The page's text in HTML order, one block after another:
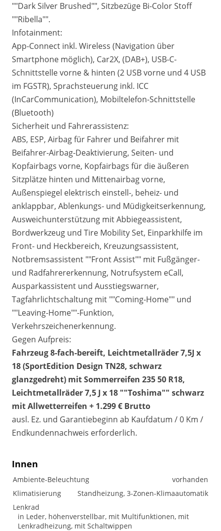
""Dark Silver Brushed"", Sitzbezüge Bi-Color Stoff
""Ribella"".
Infotainment:
App-Connect inkl. Wireless (Navigation über
Smartphone möglich), Car2X, (DAB+), USB-C-
Schnittstelle vorne & hinten (2 USB vorne und 4 USB
im FGSTR), Sprachsteuerung inkl. ICC
(InCarCommunication), Mobiltelefon-Schnittstelle
(Bluetooth)
Sicherheit und Fahrerassistenz:
ABS, ESP, Airbag für Fahrer und Beifahrer mit
Beifahrer-Airbag-Deaktivierung, Seiten- und
Kopfairbags vorne, Kopfairbags für die äußeren
Sitzplätze hinten und Mittenairbag vorne,
Außenspiegel elektrisch einstell-, beheiz- und
anklappbar, Ablenkungs- und Müdigkeitserkennung,
Ausweichunterstützung mit Abbiegeassistent,
Bordwerkzeug und Tire Mobility Set, Einparkhilfe im
Front- und Heckbereich, Kreuzungsassistent,
Notbremsassistent ""Front Assist"" mit Fußgänger-
und Radfahrererkennung, Notrufsystem eCall,
Ausparkassistent und Ausstiegswarner,
Tagfahrlichtschaltung mit ""Coming-Home"" und
""Leaving-Home""-Funktion,
Verkehrszeichenerkennung.
Gegen Aufpreis:
Fahrzeug 8-fach-bereift, Leichtmetallräder 7,5J x
18 (SportEdition Design TN28, schwarz
glanzgedreht) mit Sommerreifen 235 50 R18,
Leichtmetallräder 7,5 J x 18 ""Toshima"" schwarz
mit Allwetterreifen + 1.299 € Brutto
ausl. Ez. und Garantiebeginn ab Kaufdatum / 0 Km /
Endkundennachweis erforderlich.
Innen
Ambiente-Beleuchtung
vorhanden
Klimatisierung
Standheizung, 3-Zonen-Klimaautomatik
Lenkrad
in Leder, höhenverstellbar, mit Multifunktionen, mit
Lenkradheizung, mit Schaltwippen